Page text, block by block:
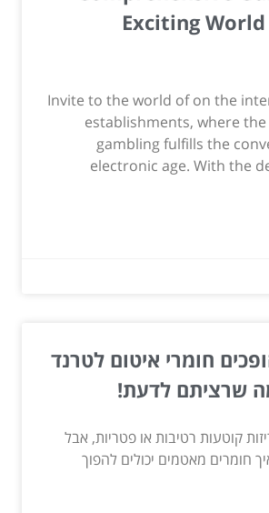
Exciting
Invite to the world of on the
establishments, where
gambling fulfills the
electronic age. With the
חומרי איטום לטרנד
שרציתם לדעת!
קוטעות רטיבות או פטריות, אבל
חומרים מאטמים יכולים להפוך